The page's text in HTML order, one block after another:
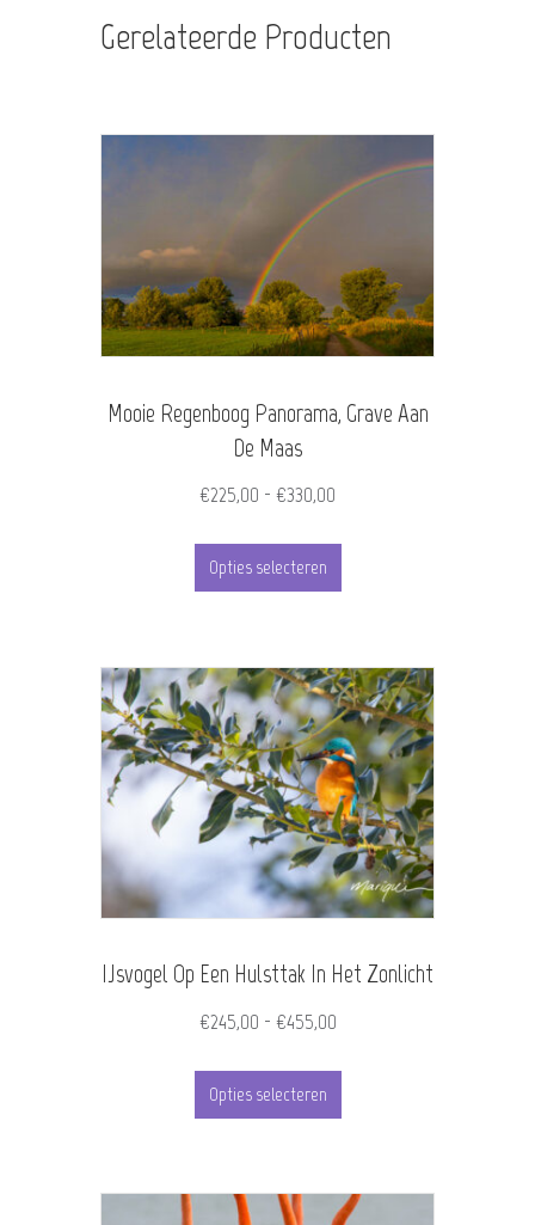
Gerelateerde Producten
Mooie Regenboog Panorama, Grave Aan
De Maas
€225,00 - €330,00
Opties selecteren
Dit
product
meerdere
variaties.
Deze
optie
kan
gekozen
op
IJsvogel Op Een Hulsttak In Het Zonlicht
€245,00 - €455,00Prijsklasse:
Opties selecteren
Dit
product
meerdere